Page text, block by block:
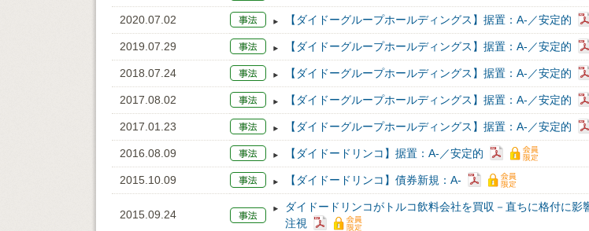
2020.07.02 【ダイドーグループホールディングス】据置：A-／安定的
2019.07.29 【ダイドーグループホールディングス】据置：A-／安定的
2018.07.24 【ダイドーグループホールディングス】据置：A-／安定的
2017.08.02 【ダイドーグループホールディングス】据置：A-／安定的
2017.01.23 【ダイドーグループホールディングス】据置：A-／安定的
2016.08.09 【ダイドードリンコ】据置：A-／安定的
2015.10.09 【ダイドードリンコ】債券新規：A-
2015.09.24
ダイドードリンコがトルコ飲料会社を買収－直ちに格付に影
注視